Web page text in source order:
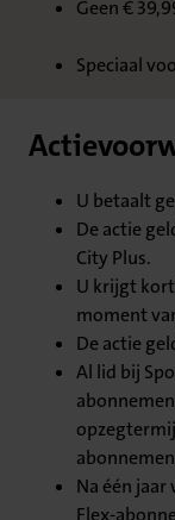
Geen €
Speciaal
U betaalt
De actie
City Plus.
U krijgt
moment
De actie
Al lid bij
Na één
Flex-